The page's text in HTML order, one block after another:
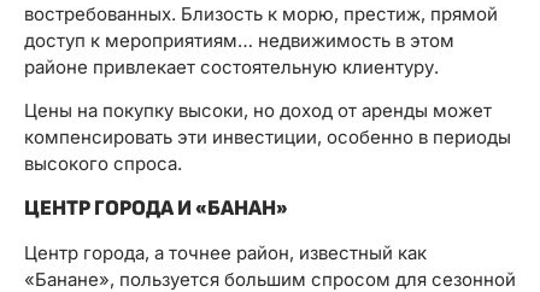
востребованных. Близость к морю, престиж, прямой
доступ к мероприятиям… недвижимость в этом
районе привлекает состоятельную клиентуру.
Цены на покупку высоки, но доход от аренды может
компенсировать эти инвестиции, особенно в периоды
высокого спроса.
ЦЕНТР ГОРОДА И «БАНАН»
Центр города, а точнее район, известный как
«Банане», пользуется большим спросом для сезонной